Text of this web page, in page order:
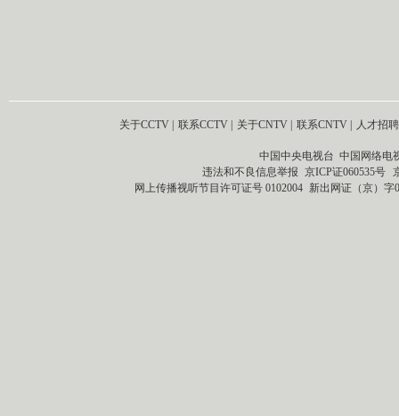
关于CCTV 联系CCTV 关于CNTV 联系CNTV 人才招聘
中国中央电视台 中国网络电
违法和不良信息举报 京ICP证060535号
网上传播视听节目许可证号 0102004 新出网证（京）